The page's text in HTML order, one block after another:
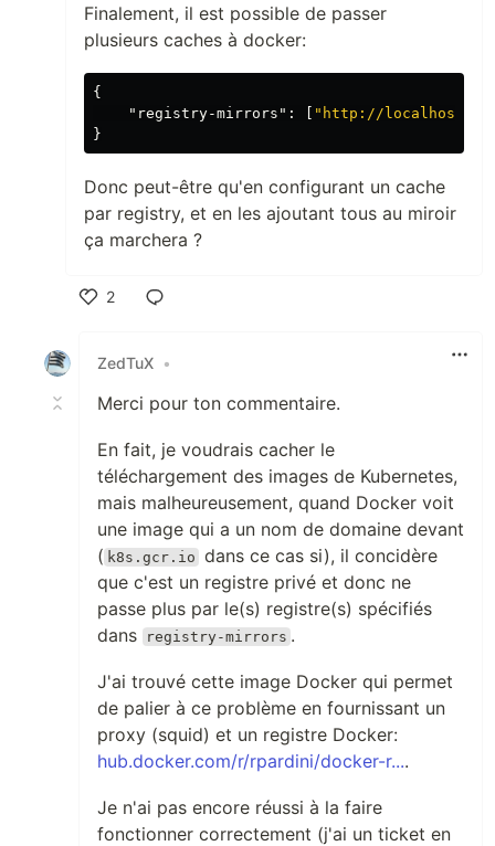
Finalement, il est possible de passer
plusieurs caches à docker:
{
"registry-mirrors" :
"http://
}
Donc peut-être qu'en configurant un cache
par registry, et en les ajoutant tous au miroir
ça marchera ?
2
ZedTuX •
Merci pour ton commentaire.
En fait, je voudrais cacher le
téléchargement des images de Kubernetes,
mais malheureusement, quand Docker voit
une image qui a un nom de domaine devant
( k8s.gcr.io dans ce cas si), il concidère
que c'est un registre privé et donc ne
passe plus par le(s) registre(s) spécifiés
dans
registry-mirrors .
J'ai trouvé cette image Docker qui permet
de palier à ce problème en fournissant un
proxy (squid) et un registre Docker:
hub.docker.com/r/rpardini/docker-r....
Je n'ai pas encore réussi à la faire
fonctionner correctement (j'ai un ticket en